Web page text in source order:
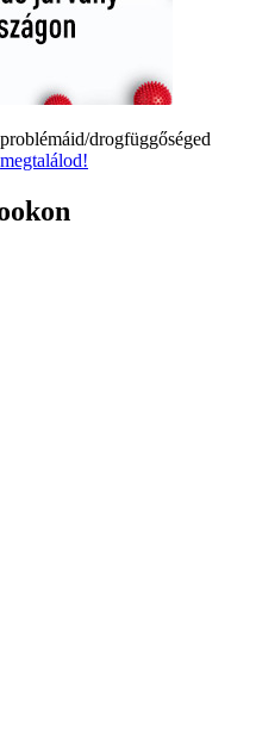
drogfüggőséged
megtalálod!